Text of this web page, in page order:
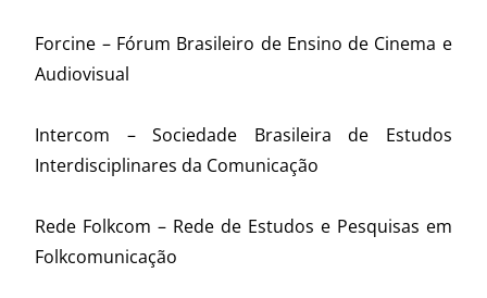
Forcine – Fórum Brasileiro de Ensino de Cinema e
Audiovisual
Intercom – Sociedade Brasileira de Estudos
Interdisciplinares da Comunicação
Rede Folkcom – Rede de Estudos e Pesquisas em
Folkcomunicação